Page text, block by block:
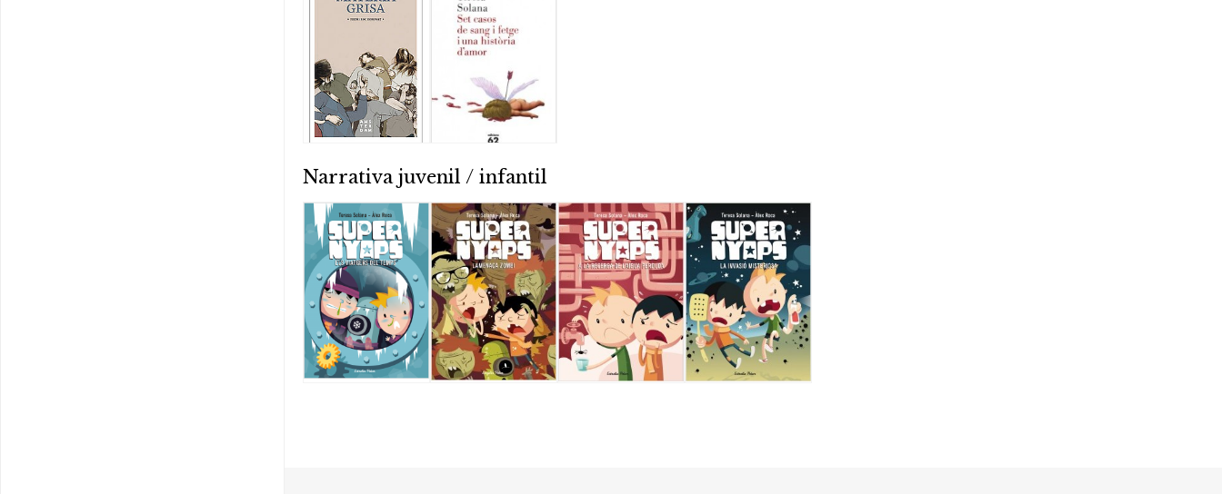
Narrativa juvenil / infantil